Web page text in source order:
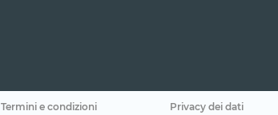
Termini e condizioni Privacy dei dati